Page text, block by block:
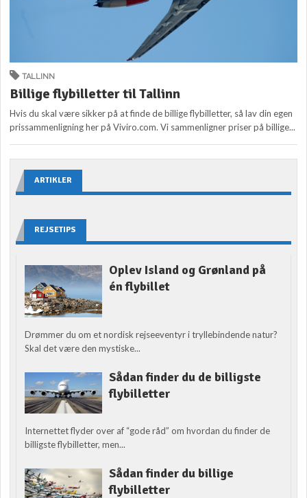
TALLINN
Billige flybilletter til Tallinn
Hvis du skal være sikker på at finde de billige flybilletter, så lav din egen
prissammenligning her på Viviro.com. Vi sammenligner priser på billige...
ARTIKLER
REJSETIPS
Oplev Island og Grønland på
én flybillet
Drømmer du om et nordisk rejseeventyr i tryllebindende natur?
Skal det være den mystiske...
Sådan finder du de billigste
flybilletter
Internettet flyder over af “gode råd” om hvordan du finder de
billigste flybilletter, men...
Sådan finder du billige
flybilletter